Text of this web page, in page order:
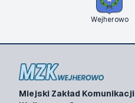
Wejherowo
Miejski Zakład Komunikacji